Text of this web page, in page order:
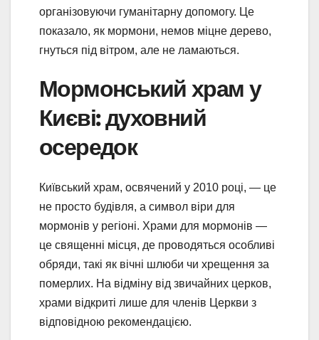
організовуючи гуманітарну допомогу. Це
показало, як мормони, немов міцне дерево,
гнуться під вітром, але не ламаються.
Мормонський храм у
Києві: духовний
осередок
Київський храм, освячений у 2010 році, — це
не просто будівля, а символ віри для
мормонів у регіоні. Храми для мормонів —
це священні місця, де проводяться особливі
обряди, такі як вічні шлюби чи хрещення за
померлих. На відміну від звичайних церков,
храми відкриті лише для членів Церкви з
відповідною рекомендацією.